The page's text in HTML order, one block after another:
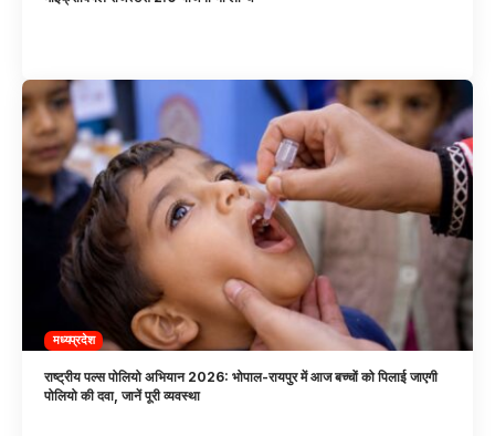
मध्यप्रदेश
राष्ट्रीय पल्स पोलियो अभियान 2026: भोपाल-रायपुर में आज बच्चों को पिलाई जाएगी
पोलियो की दवा, जानें पूरी व्यवस्था